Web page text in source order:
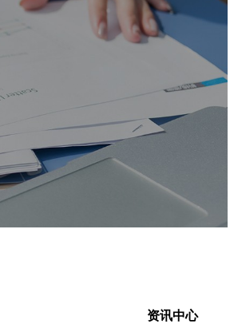
资讯中心